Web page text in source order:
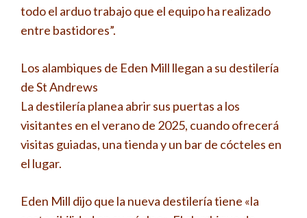
todo el arduo trabajo que el equipo ha realizado
entre bastidores”.
Los alambiques de Eden Mill llegan a su destilería
de St Andrews
La destilería planea abrir sus puertas a los
visitantes en el verano de 2025, cuando ofrecerá
visitas guiadas, una tienda y un bar de cócteles en
el lugar.
Eden Mill dijo que la nueva destilería tiene «la